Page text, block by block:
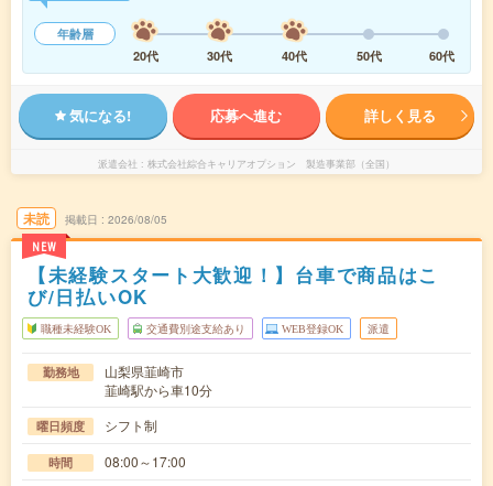
年齢層
20代
30代 40代 50代 60代
気になる! 応募へ進む 詳しく見る
派遣会社 株式会社綜合キャリアオプション 製造事業部（全国）
未読
NEW
掲載日 2026/08/05
【未経験スタート大歓迎！】台車で商品はこ
び/日払いOK
職種未経験OK 交通費別途支給あり WEB登録OK 派遣
勤務地
山梨県韮崎市
韮崎駅から車10分
曜日頻度 シフト制
時間 08:00～17:00